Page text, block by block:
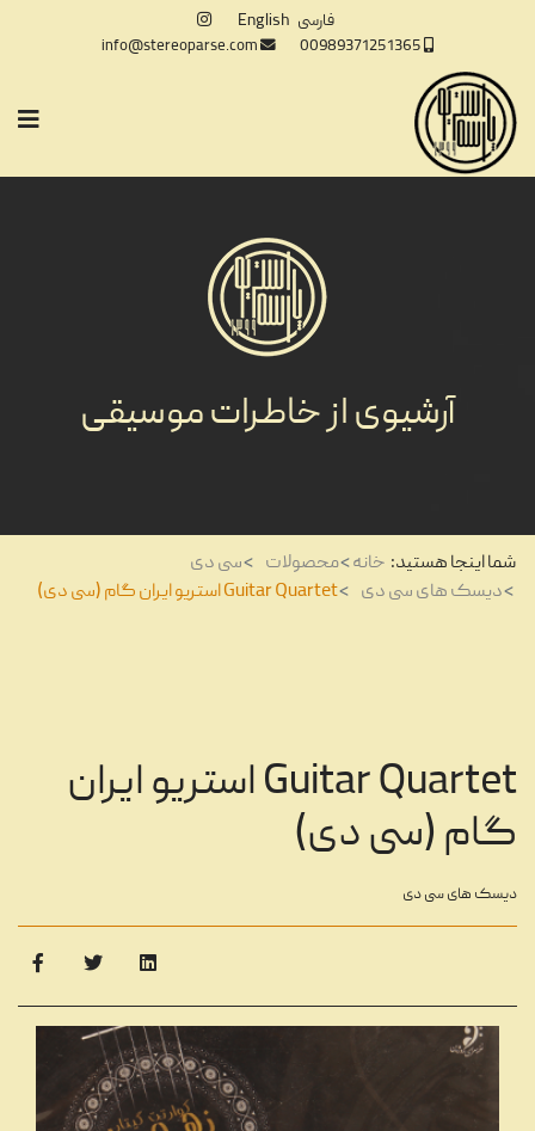
فارسی English
00989371251365
info@stereoparse.com
آرشیوی از خاطرات موسیقی
شما اینجا هستید: خانه محصولات
سی دی
دیسک های سی دی
Guitar Quartet استریو ایران گام (سی دی)
Guitar Quartet استریو ایران
گام (سی دی)
دیسک های سی دی